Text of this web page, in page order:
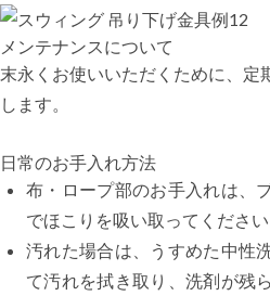
メンテナンスについて
末永くお使いいただくために、定
します。
日常のお手入れ方法
布・ロープ部のお手入れは、
でほこりを吸い取ってください
汚れた場合は、うすめた中性
て汚れを拭き取り、洗剤が残